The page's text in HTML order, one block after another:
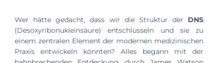
Wer hätte gedacht, dass wir die Struktur der DNS
(Desoxyribonukleinsäure) entschlüsseln und sie zu
einem zentralen Element der modernen medizinischen
Praxis entwickeln könnten? Alles begann mit der